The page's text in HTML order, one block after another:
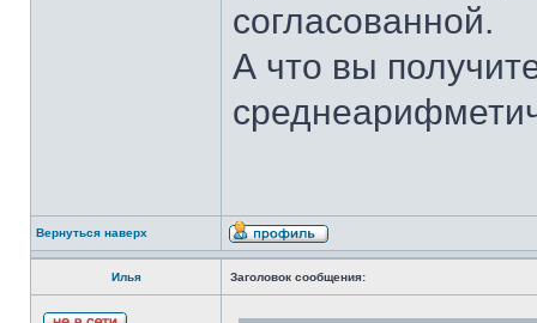
согласованной.
А что вы
Вернуться наверх
Илья Заголовок сообщения: